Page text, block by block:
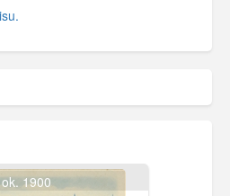
ok. 1900